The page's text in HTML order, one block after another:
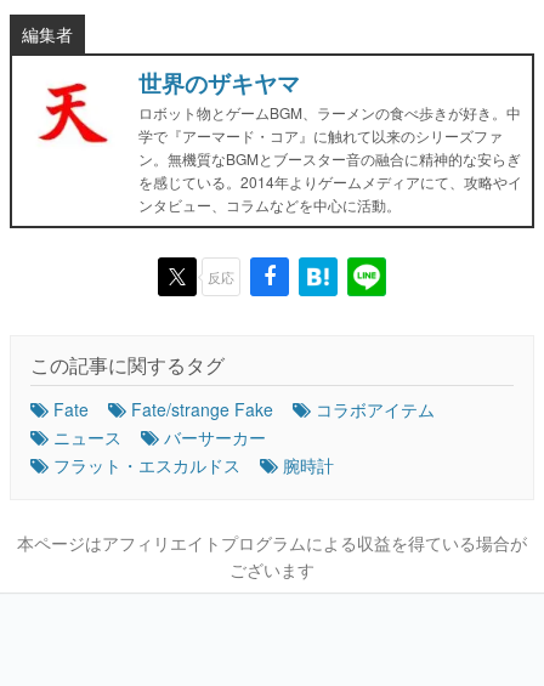
編集者
世界のザキヤマ
ロボット物とゲームBGM、ラーメンの食べ歩きが好き。中
学で『アーマード・コア』に触れて以来のシリーズファ
ン。無機質なBGMとブースター音の融合に精神的な安らぎ
を感じている。2014年よりゲームメディアにて、攻略やイ
ンタビュー、コラムなどを中心に活動。
反応
この記事に関するタグ
Fate Fate/strange Fake
コラボアイテム
ニュース
バーサーカー
フラット・エスカルドス
腕時計
本ページはアフィリエイトプログラムによる収益を得ている場合が
ございます